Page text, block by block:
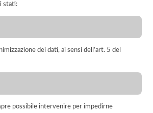
stati:
dei dati, ai sensi dell’art. 5 del
possibile intervenire per impedirne